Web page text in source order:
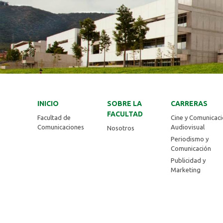
INICIO
Facultad de
Comunicaciones
SOBRE LA
FACULTAD
Nosotros
CARRERAS
Cine y
Audiovisual
Periodismo y
Comunicación
Publicidad y
Marketing